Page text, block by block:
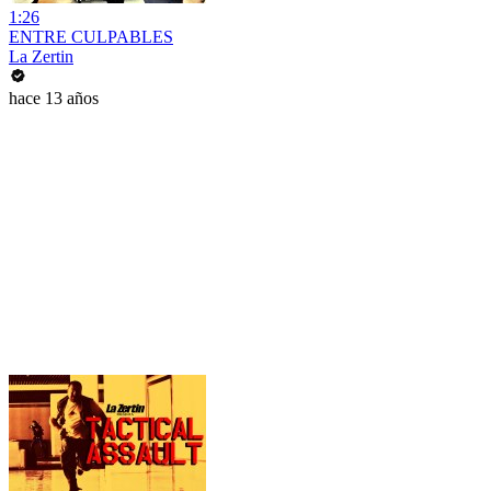
1:26
ENTRE CULPABLES
La Zertin
hace 13 años